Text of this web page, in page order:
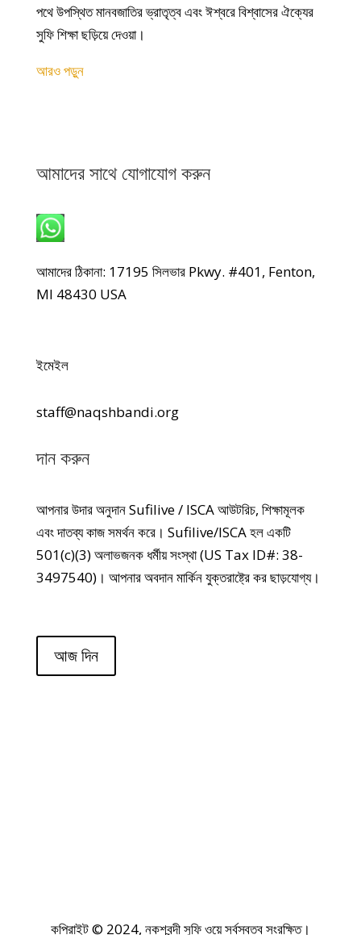
পথে উপস্থিত মানবজাতির ভ্রাতৃত্ব এবং ঈশ্বরে বিশ্বাসের ঐক্যের
সুফি শিক্ষা ছড়িয়ে দেওয়া।
আরও পড়ুন
আমাদের সাথে যোগাযোগ করুন
হোয়াটসঅ্যাপ: +1 240-499-5704
আমাদের ঠিকানা: 17195 সিলভার Pkwy. #401, Fenton,
MI 48430 USA
ইমেইল
staff@naqshbandi.org
দান করুন
আপনার উদার অনুদান Sufilive / ISCA আউটরিচ, শিক্ষামূলক
এবং দাতব্য কাজ সমর্থন করে। Sufilive/ISCA হল একটি
501(c)(3) অলাভজনক ধর্মীয় সংস্থা (US Tax ID#: 38-
3497540)। আপনার অবদান মার্কিন যুক্তরাষ্ট্রে কর ছাড়যোগ্য।
আজ দিন
কপিরাইট © 2024, নকশবন্দী সুফি ওয়ে সর্বস্বত্ব সংরক্ষিত।